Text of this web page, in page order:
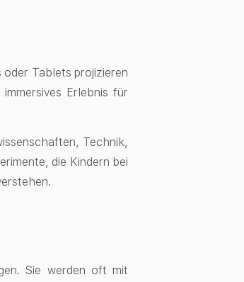
oder Tablets projizieren
Erlebnis für
Technik,
die Kindern bei
Sie werden oft mit